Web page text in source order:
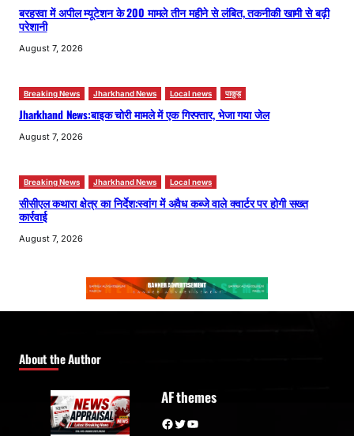
बरहरवा में अपील म्यूटेशन के 200 मामले तीन महीने से लंबित, तकनीकी खामी से बढ़ी
परेशानी
August 7, 2026
Breaking News Jharkhand News Local news पाकुड़
Jharkhand News:बाइक चोरी मामले में एक गिरफ्तार, भेजा गया जेल
August 7, 2026
Breaking News Jharkhand News Local news
सीसीएल कथारा क्षेत्र का निर्देश:स्वांग में अवैध कब्जे वाले क्वार्टर पर होगी सख्त
कार्रवाई
August 7, 2026
About the Author
AF themes
Facebook Twitter YouTube